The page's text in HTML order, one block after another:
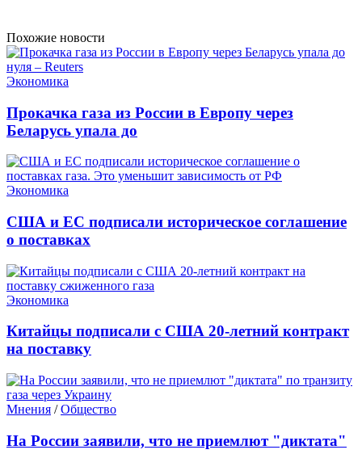
Похожие новости
Экономика
Прокачка газа из России в Европу через
Беларусь упала до
Экономика
США и ЕС подписали историческое соглашение
о поставках
Экономика
Китайцы подписали с США 20-летний контракт
на поставку
Мнения /Общество
На России заявили, что не приемлют "диктата"